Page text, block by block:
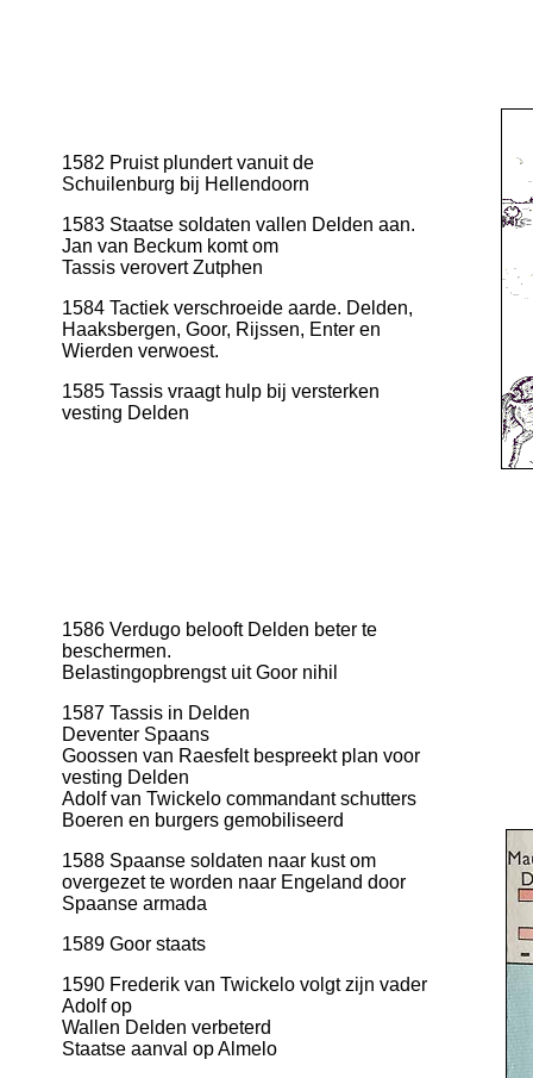
1582 Pruist plundert vanuit de
Schuilenburg bij Hellendoorn
1583 Staatse soldaten vallen Delden aan.
Jan van Beckum komt om
Tassis verovert Zutphen
1584 Tactiek verschroeide aarde. Delden,
Haaksbergen, Goor, Rijssen, Enter en
Wierden verwoest.
1585 Tassis vraagt hulp bij versterken
vesting Delden
1586 Verdugo belooft Delden beter te
beschermen.
Belastingopbrengst uit Goor nihil
1587 Tassis in Delden
Deventer Spaans
Goossen van Raesfelt bespreekt plan voor
vesting Delden
Adolf van Twickelo commandant schutters
Boeren en burgers gemobiliseerd
1588 Spaanse soldaten naar kust om
overgezet te worden naar Engeland door
Spaanse armada
1589 Goor staats
1590 Frederik van Twickelo volgt zijn vader
Adolf op
Wallen Delden verbeterd
Staatse aanval op Almelo